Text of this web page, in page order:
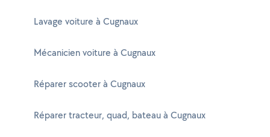
Lavage voiture à Cugnaux
Mécanicien voiture à Cugnaux
Réparer scooter à Cugnaux
Réparer tracteur, quad, bateau à Cugnaux